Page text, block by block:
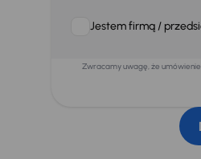
Jestem firmą /
Zwracamy uwagę, że